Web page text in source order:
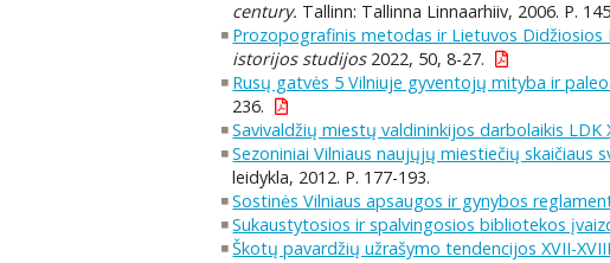
century. Tallinn: Tallinna Linnaarhiiv, 2006. P.
Prozopografinis metodas ir Lietuvos
istorijos studijos2022, 50, 8-27.
Rusų gatvės 5 Vilniuje gyventojų mityba ir
236.
Savivaldžių miestų valdininkijos darbolaikis LDK
Sezoniniai Vilniaus naujųjų miestiečių skaičiaus
leidykla, 2012. P. 177-193.
Sostinės Vilniaus apsaugos ir gynybos
Sukaustytosios ir spalvingosios bibliotekos
Škotų pavardžių užrašymo tendencijos XVII-